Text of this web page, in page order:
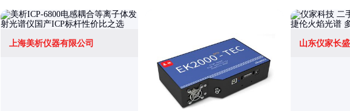
上海美析仪器有限公司 山东仪家长